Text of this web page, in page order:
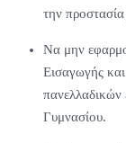
την
Να μην
Εισαγωγής
πανελλαδικών
Γυμνασίου.